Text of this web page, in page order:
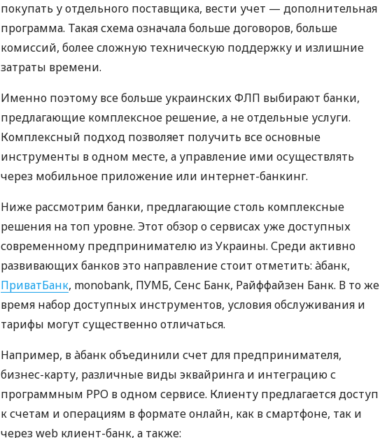
покупать у отдельного поставщика, вести учет — дополнительная
программа. Такая схема означала больше договоров, больше
комиссий, более сложную техническую поддержку и излишние
затраты времени.
Именно поэтому все больше украинских ФЛП выбирают банки,
предлагающие комплексное решение, а не отдельные услуги.
Комплексный подход позволяет получить все основные
инструменты в одном месте, а управление ими осуществлять
через мобильное приложение или интернет-банкинг.
Ниже рассмотрим банки, предлагающие столь комплексные
решения на топ уровне. Этот обзор о сервисах уже доступных
современному предпринимателю из Украины. Среди активно
развивающих банков это направление стоит отметить: àбанк,
ПриватБанк, monobank, ПУМБ, Сенс Банк, Райффайзен Банк. В то же
время набор доступных инструментов, условия обслуживания и
тарифы могут существенно отличаться.
Например, в àбанк объединили счет для предпринимателя,
бизнес-карту, различные виды эквайринга и интеграцию с
программным РРО в одном сервисе. Клиенту предлагается доступ
к счетам и операциям в формате онлайн, как в смартфоне, так и
через web клиент-банк, а также: